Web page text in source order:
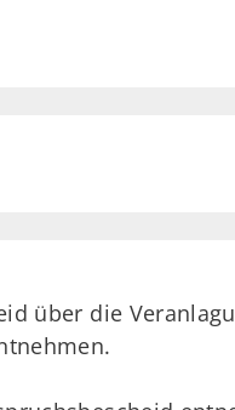
über die